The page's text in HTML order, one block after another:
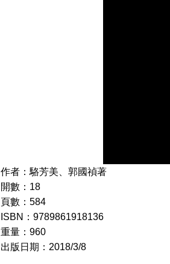
作者：駱芳美、郭國禎著
開數：18
頁數：584
ISBN：9789861918136
重量：960
出版日期：2018/3/8